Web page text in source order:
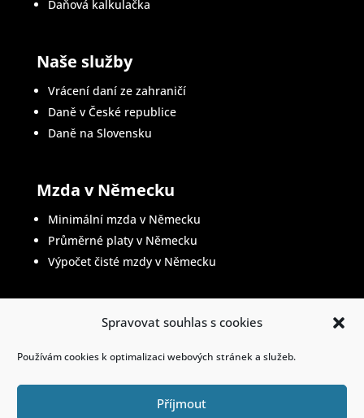
Spravovat souhlas s cookies
Používám cookies k optimalizaci webových stránek a služeb.
Příjmout
Daňová kalkulačka
Naše služby
Vrácení daní ze zahraničí
Daně v České republice
Daně na Slovensku
Mzda v Německu
Minimální mzda v Německu
Průměrné platy v Německu
Výpočet čisté mzdy v Německu
Životopis v němčině